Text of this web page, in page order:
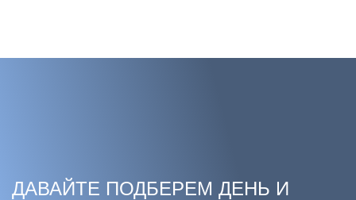
ДАВАЙТЕ ПОДБЕРЕМ ДЕНЬ И